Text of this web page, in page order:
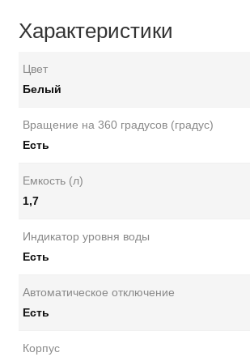
Характеристики
Цвет
Белый
Вращение на 360 градусов (градус)
Есть
Емкость (л)
1,7
Индикатор уровня воды
Есть
Автоматическое отключение
Есть
Корпус